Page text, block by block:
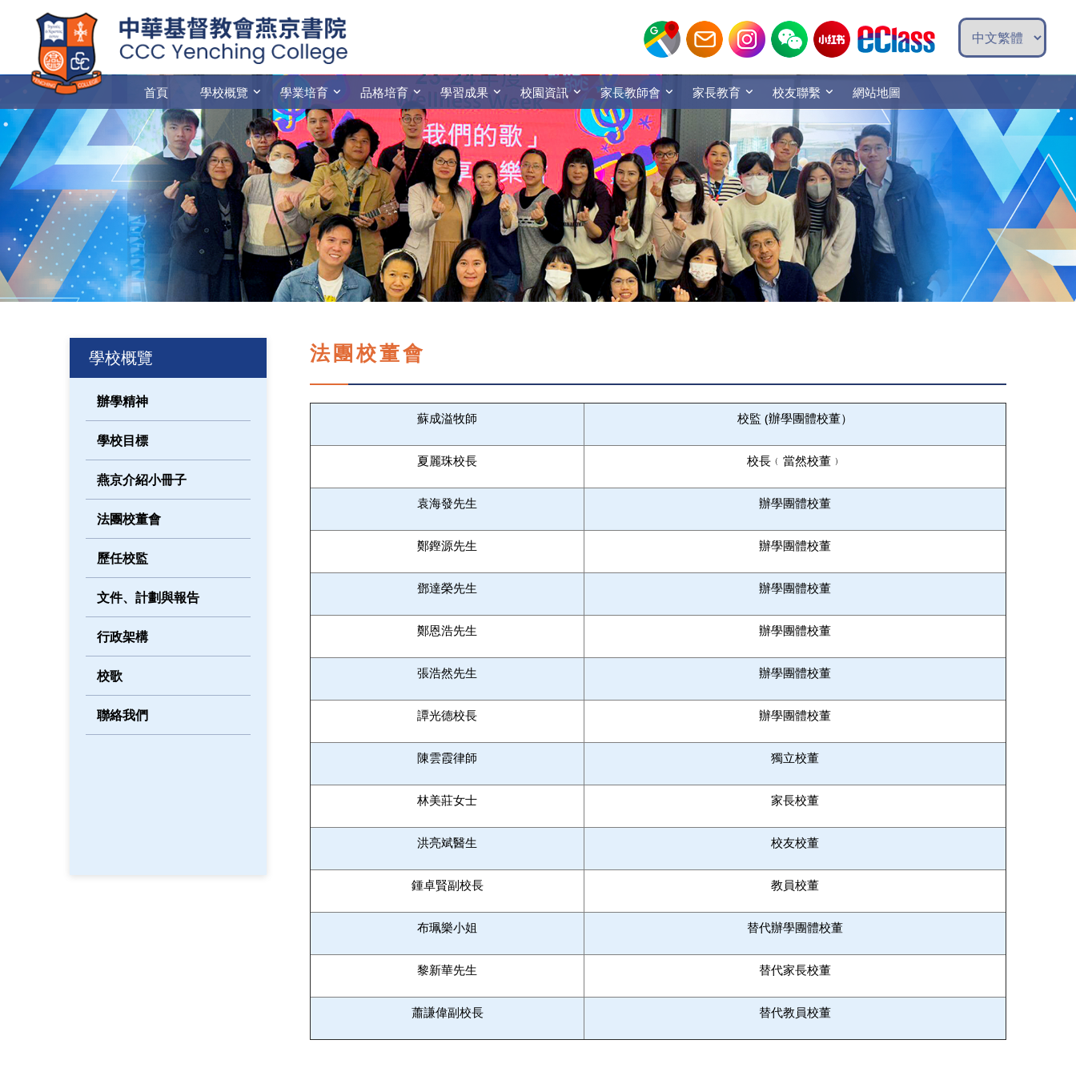
首頁 學校概覽 學業培育 品格培育 學習成果 校園資訊 家長教師會 家長教育 校友聯繫 網站地圖
學校概覽
辦學精神
學校目標
燕京介紹小冊子
法團校董會
歷任校監
文件、計劃與報告
行政架構
校歌
聯絡我們
法團校董會
蘇成溢牧師 校監 (辦學團體校董）
夏麗珠校長 校長﹙當然校董﹚
袁海發先生 辦學團體校董
鄭鏗源先生 辦學團體校董
鄧達榮先生 辦學團體校董
鄭恩浩先生 辦學團體校董
張浩然先生 辦學團體校董
譚光德校長 辦學團體校董
陳雲霞律師 獨立校董
林美莊女士 家長校董
洪亮斌醫生 校友校董
鍾卓賢副校長 教員校董
布珮樂小姐 替代辦學團體校董
黎新華先生 替代家長校董
蕭謙偉副校長 替代教員校董